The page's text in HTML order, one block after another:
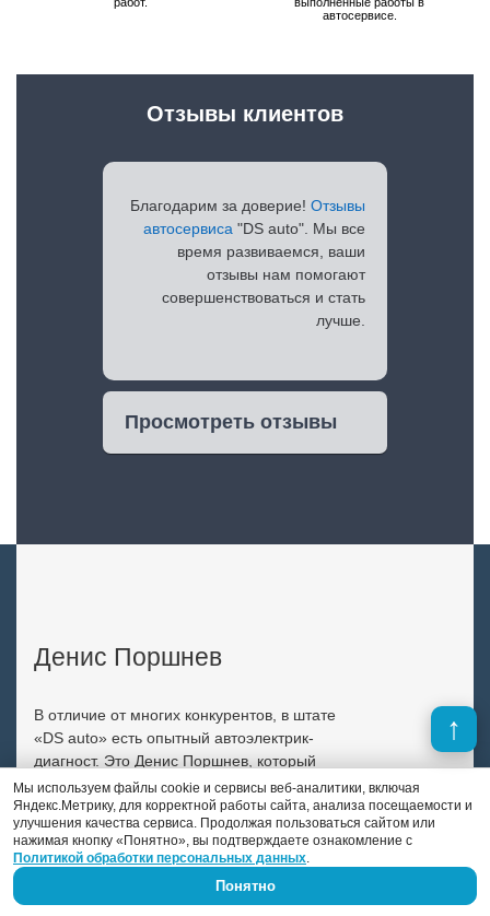
автосервисе.
Благодарим за доверие! Отзывы
автосервиса "DS auto". Мы все
время развиваемся, ваши
отзывы нам помогают
совершенствоваться и стать
лучше.
Просмотреть отзывы
Отзывы клиентов
Денис Поршнев
В отличие от многих конкурентов, в штате
«DS auto» есть опытный автоэлектрик-
диагност. Это Денис Поршнев, который
занимается автоэлектрикой уже 9 лет.
Previous
Мы используем файлы cookie и сервисы веб-аналитики, включая
Яндекс.Метрику, для корректной работы сайта, анализа посещаемости и
улучшения качества сервиса. Продолжая пользоваться сайтом или
нажимая кнопку «Понятно», вы подтверждаете ознакомление с
Политикой обработки персональных данных.
Понятно